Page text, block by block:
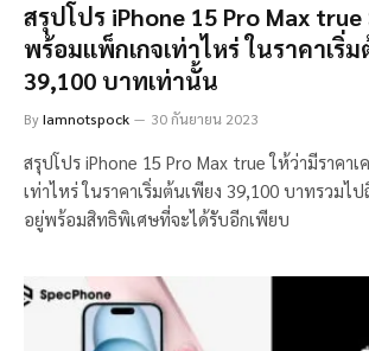
สรุปโปร iPhone 15 Pro Max true
พร้อมแพ็กเกจเท่าไหร่ ในราคาเริ่
39,100 บาทเท่านั้น
ByIamnotspock 30 กันยายน 2023
สรุปโปร iPhone 15 Pro Max true ให้ว่ามีราคา
เท่าไหร่ ในราคาเริ่มต้นเพียง 39,100 บาทรวมไ
อยู่พร้อมสิทธิพิเศษที่จะได้รับอีกเพียบ